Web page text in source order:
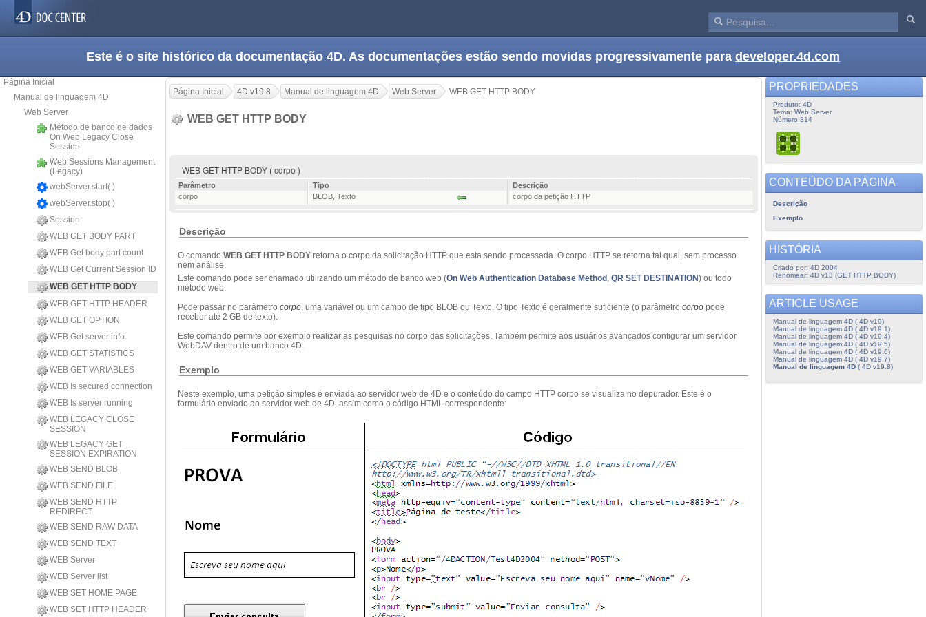
Este é o site histórico da documentação 4D. As documentações estão sendo movidas progressivamente para developer.4d.com
Página Inicial
Manual de linguagem 4D
Web Server
Método de banco de dados
On Web Legacy Close
Session
Web Sessions Management
(Legacy)
webServer.start( )
webServer.stop( )
Session
WEB GET BODY PART
WEB Get body part count
WEB Get Current Session ID
WEB GET HTTP BODY
WEB GET HTTP HEADER
WEB GET OPTION
WEB Get server info
WEB GET STATISTICS
WEB GET VARIABLES
WEB Is secured connection
WEB Is server running
WEB LEGACY CLOSE
SESSION
WEB LEGACY GET
SESSION EXPIRATION
WEB SEND BLOB
WEB SEND FILE
WEB SEND HTTP
REDIRECT
WEB SEND RAW DATA
WEB SEND TEXT
WEB Server
WEB Server list
WEB SET HOME PAGE
WEB SET HTTP HEADER
Página Inicial 4D v19.8 Manual de linguagem 4D Web Server WEB GET HTTP BODY
WEB GET HTTP BODY
WEB GET HTTP BODY ( corpo )
Parâmetro Tipo
Descrição
corpo
BLOB Texto corpo da petição HTTP
Descrição
O comando WEB GET HTTP BODY retorna o corpo da solicitação HTTP que esta sendo processada. O corpo HTTP se retorna tal qual, sem processo
nem análise.
Este comando pode ser chamado utilizando um método de banco web (On Web Authentication Database Method , QR SET DESTINATION) ou todo
método web.
Pode passar no parâmetro corpo, uma variável ou um campo de tipo BLOB ou Texto. O tipo Texto é geralmente suficiente (o parâmetro corpo pode
receber até 2 GB de texto).
Este comando permite por exemplo realizar as pesquisas no corpo das solicitações. Também permite aos usuários avançados configurar um servidor
WebDAV dentro de um banco 4D.
Exemplo
Neste exemplo, uma petição simples é enviada ao servidor web de 4D e o conteúdo do campo HTTP corpo se visualiza no depurador. Este é o
formulário enviado ao servidor web de 4D, assim como o código HTML correspondente:
PROPRIEDADES
Produto: 4D
Tema: Web Server
Número 814
CONTEÚDO DA PÁGINA
Descrição
Exemplo
HISTÓRIA
Criado por: 4D 2004
Renomear: 4D v13 (GET HTTP BODY)
ARTICLE USAGE
Manual de linguagem 4D ( 4D v19)
Manual de linguagem 4D ( 4D v19.1)
Manual de linguagem 4D ( 4D v19.4)
Manual de linguagem 4D ( 4D v19.5)
Manual de linguagem 4D ( 4D v19.6)
Manual de linguagem 4D ( 4D v19.7)
Manual de linguagem 4D( 4D v19.8)